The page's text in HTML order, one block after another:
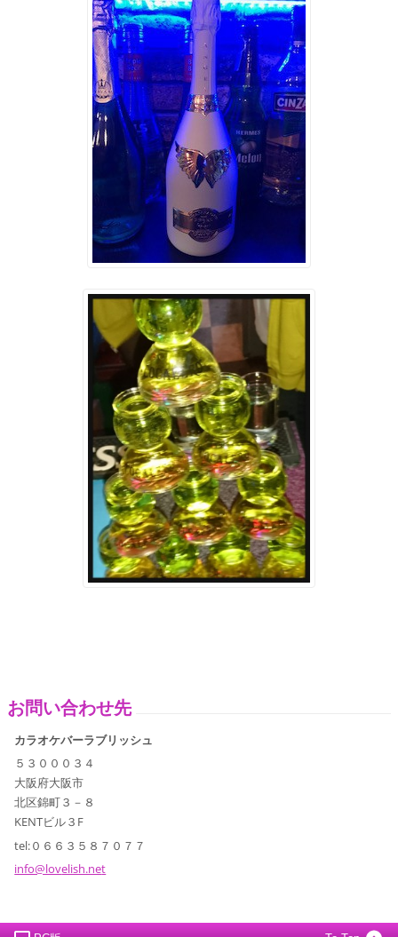
お問い合わせ先
カラオケバーラブリッシュ
５３０００３４
大阪府大阪市
北区錦町３－８
KENTビル３F
tel:０６６３５８７０７７
info@lovelish.net